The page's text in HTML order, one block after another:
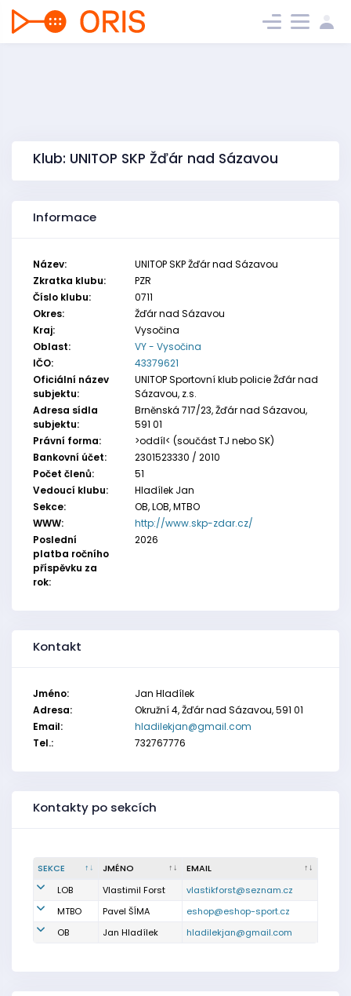
Klub: UNITOP SKP Žďár nad Sázavou
Informace
Název:
UNITOP SKP Žďár nad Sázavou
Zkratka klubu:
PZR
Číslo klubu:
0711
Okres:
Žďár nad Sázavou
Kraj:
Vysočina
Oblast:
VY - Vysočina
IČO:
43379621
Oficiální název
subjektu:
UNITOP Sportovní klub policie Žďár nad
Sázavou, z.s.
Adresa sídla
subjektu:
Brněnská 717/23, Žďár nad Sázavou,
591 01
Právní forma:
>oddíl< (součást TJ nebo SK)
Bankovní účet:
2301523330 / 2010
Počet členů:
51
Vedoucí klubu:
Hladílek Jan
Sekce:
OB, LOB, MTBO
WWW:
http://www.skp-zdar.cz/
Poslední
platba ročního
příspěvku za
rok:
2026
Kontakt
Jméno:
Jan Hladílek
Adresa:
Okružní 4, Žďár nad Sázavou, 591 01
Email:
hladilekjan@gmail.com
Tel.:
732767776
Kontakty po sekcích
SEKCE JMÉNO
EMAIL
LOB
Vlastimil Forst
vlastikforst@seznam.cz
MTBO
Pavel ŠÍMA
eshop@eshop-sport.cz
OB
Jan Hladílek hladilekjan@gmail.com